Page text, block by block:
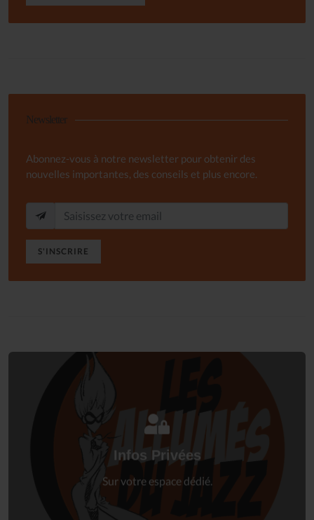
Newsletter
Abonnez-vous à notre newsletter pour obtenir des
nouvelles importantes, des conseils et plus encore.
S'INSCRIRE
Infos Privées
Sur votre espace dédié.
Connectez-vous